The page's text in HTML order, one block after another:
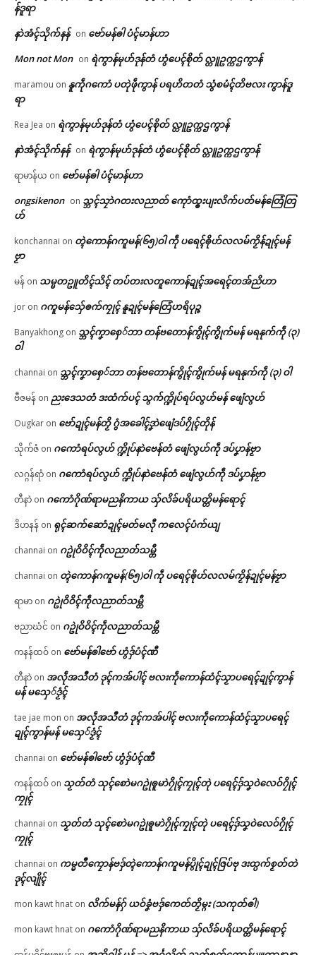
န်ဒူရာ
နာဲအံၚ်သိုက်နန် on ဗော်မန်ၜါ ပံၚ်မာန်ဟာ
Mon not Mon on ရဲကွာန်မုဟ်ဒုန်တံ ဟွံပေၚ်စိုတ် လ္တူဥက္ကဌကွာန်
maramou on နူကဵုဂကောံ ပတုဲဖဵုကွာန် ပရဟိတတံ သွံစမံၚ်တိဗလး ကွာန်ဒူ
ရာ
Rea Jea on ရဲကွာန်မုဟ်ဒုန်တံ ဟွံပေၚ်စိုတ် လ္တူဥက္ကဌကွာန်
နာဲအံၚ်သိုက်နန် on ရဲကွာန်မုဟ်ဒုန်တံ ဟွံပေၚ်စိုတ် လ္တူဥက္ကဌကွာန်
ရာမာန်ယ on ဗော်မန်ၜါ ပံၚ်မာန်ဟာ
ongsikenon on သ္ဘၚ်သၠာဲဂတးလညာတ် ကေုာံထ္ၜးပျးလိက်ပတ်မန်တြေံတြ
ဟ်
konchannai on တ္ၚဲကောန်ဂကူမန်(၆၅)ဝါ ကဵု ပရေၚ်ၜိုဟ်လလမ်ကၟိန်ဍုၚ်မန်
ဗၟာ
မန် on သမ္မတဥူတိၚ်သိၚ် တပ်တးလတူကောန်ဍုၚ်အရေၚ်တအ်ညိဟာ
jor on ဂကူမန်​သှ်ေၜက်ကၠုၚ် နူဍုၚ်မန်တြေံဟရိပုဉ္ဇ
Banyakhong on သ္ဘၚ်ကၞာစှေ်ဘာ တန်ဗတောန်ကွိုၚ်ကွိုက်မန် မရနုက်ကဵု (၃)
ဝါ
channai on သ္ဘၚ်ကၞာစှေ်ဘာ တန်ဗတောန်ကွိုၚ်ကွိုက်မန် မရနုက်ကဵု (၃) ဝါ
ဗီဇမန် on ညးဒေသတံ ဒးထံက်ပၚ် သွက်က္ဍိုပ်ရပ်လွဟ်မန် ဖျေံလွဟ်
Ougkar on ဗော်ဍုၚ်မန်တၟိ ဂွံအခေါၚ်ဒၞာဲဖျေံဒပ်ဂၠိုၚ်တိုန်
သိုက်ဇံ on ဂကောံရပ်လွဟ် က္ဍိုပ်နာဲဗေန်တံ ဖျေံလွဟ်ကဵု ဒပ်ပၞာန်ဗၟာ
လဂ္ဂန်ရာံ on ဂကောံရပ်လွဟ် က္ဍိုပ်နာဲဗေန်တံ ဖျေံလွဟ်ကဵု ဒပ်ပၞာန်ဗၟာ
တီနာဲ on ဂကောံဂိုဏ်ရာမညနိကာယ သှ်လိခ်ပရိယတ္တိမန်ရောၚ်
ဒိဟနန် on ရုၚ်ဆက်ဆောံဍုၚ်မတ်မလီု ကလေၚ်ပံက်ယျ
channai on ဂဥုဲဝိဝိၚ်ကဵုလညာတ်သမ္တီ
channai on တ္ၚဲကောန်ဂကူမန်(၆၅)ဝါ ကဵု ပရေၚ်ၜိုဟ်လလမ်ကၟိန်ဍုၚ်မန်ဗၟာ
ရာမာ on ဂဥုဲဝိဝိၚ်ကဵုလညာတ်သမ္တီ
ဗညာဃံင် on ဂဥုဲဝိဝိၚ်ကဵုလညာတ်သမ္တီ
ကနန်ထဝ် on ဗော်မန်ၜါဗော် ဟွံဒှ်ပံၚ်ဏီ
တီနာဲ on အလဵုအသဳတံ ဒုၚ်ကအ်ပါၚ် ဗလးကဵုကောန်ထံၚ်သၟာပရေၚ်ဍုၚ်ကွာန်
မန် မသှေ်ဒၟံၚ်
tae jae mon on အလဵုအသဳတံ ဒုၚ်ကအ်ပါၚ် ဗလးကဵုကောန်ထံၚ်သၟာပရေၚ်
ဍုၚ်ကွာန်မန် မသှေ်ဒၟံၚ်
channai on ဗော်မန်ၜါဗော် ဟွံဒှ်ပံၚ်ဏီ
ကနန်ထဝ် on သၟတ်တံ သုၚ်စောဲမဂဥုဲၜူမာဲဂၠိုၚ်ကၠုၚ်တုဲ ပရေၚ်ဒှ်သၞဝဲလေဝ်ဂၠိုၚ်
ကၠုၚ်
channai on သၟတ်တံ သုၚ်စောဲမဂဥုဲၜူမာဲဂၠိုၚ်ကၠုၚ်တုဲ ပရေၚ်ဒှ်သၞဝဲလေဝ်ဂၠိုၚ်
ကၠုၚ်
channai on ကမ္မတဳကၠောန်ဗဒှ်တ္ၚဲကောန်ဂကူမန်ပွိုၚ်ဍုၚ်ဇြပ်ဗု ဒးထ္ပက်စၟတ်တဲ
ဒုၚ်လျိုၚ်
mon kawt hnat on လိက်မန်ဂှ် ယဝ်ခၞံဗဒှ်ကေတ်တၟိမ္ဂး (သကုတ်ၜါ)
mon kawt hnat on ဂကောံဂိုဏ်ရာမညနိကာယ သှ်လိခ်ပရိယတ္တိမန်ရောၚ်